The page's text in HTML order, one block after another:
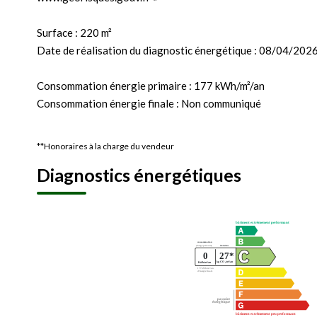
Surface : 220 m²
Date de réalisation du diagnostic énergétique : 08/04/
Consommation énergie primaire : 177 kWh/m²/an
Consommation énergie finale : Non communiqué
**Honoraires à la charge du vendeur
Diagnostics énergétiques